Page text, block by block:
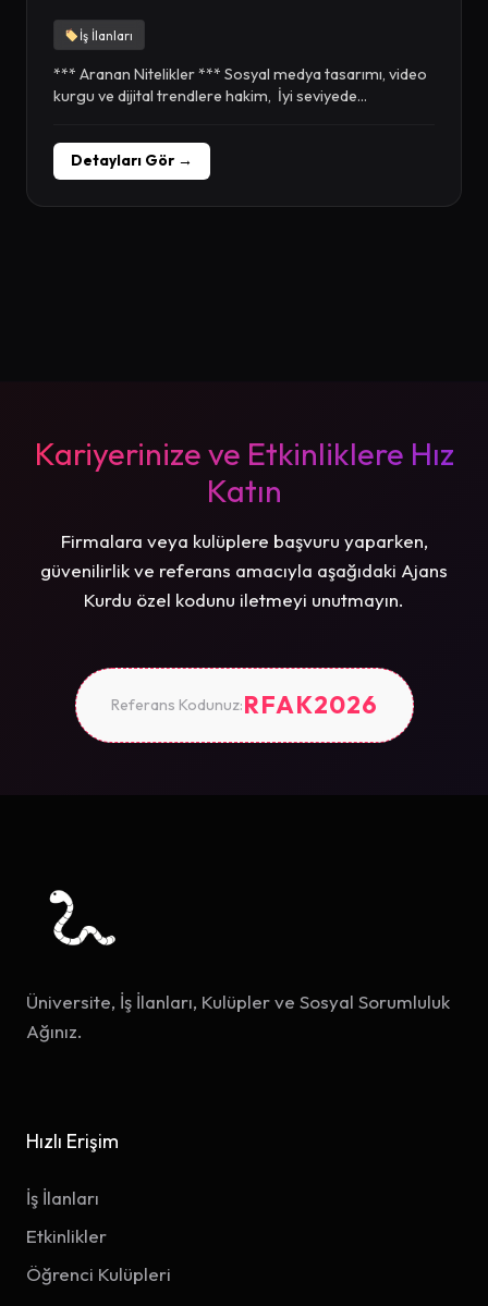
İş İlanları
*** Aranan Nitelikler *** Sosyal medya tasarımı, video
kurgu ve dijital trendlere hakim, İyi seviyede...
Detayları Gör →
Kariyerinize ve Etkinliklere Hız
Katın
Firmalara veya kulüplere başvuru yaparken,
güvenilirlik ve referans amacıyla aşağıdaki Ajans
Kurdu özel kodunu iletmeyi unutmayın.
Referans Kodunuz:RFAK2026
Üniversite, İş İlanları, Kulüpler ve Sosyal Sorumluluk
Ağınız.
Hızlı Erişim
İş İlanları
Etkinlikler
Öğrenci Kulüpleri